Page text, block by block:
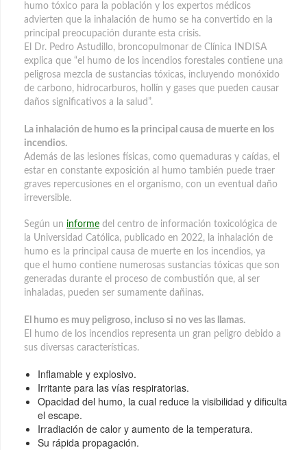
humo tóxico para la población y los expertos médicos
advierten que la inhalación de humo se ha convertido en la
principal preocupación durante esta crisis.
El Dr. Pedro Astudillo, broncopulmonar de Clínica INDISA
explica que “el humo de los incendios forestales contiene una
peligrosa mezcla de sustancias tóxicas, incluyendo monóxido
de carbono, hidrocarburos, hollín y gases que pueden causar
daños significativos a la salud”.
La inhalación de humo es la principal causa de muerte en los
incendios.
Además de las lesiones físicas, como quemaduras y caídas, el
estar en constante exposición al humo también puede traer
graves repercusiones en el organismo, con un eventual daño
irreversible.
Según un informe del centro de información toxicológica de
la Universidad Católica, publicado en 2022, la inhalación de
humo es la principal causa de muerte en los incendios, ya
que el humo contiene numerosas sustancias tóxicas que son
generadas durante el proceso de combustión que, al ser
inhaladas, pueden ser sumamente dañinas.
El humo es muy peligroso, incluso si no ves las llamas.
El humo de los incendios representa un gran peligro debido a
sus diversas características.
Inflamable y explosivo.
Irritante para las vías respiratorias.
Opacidad del humo, la cual reduce la visibilidad y dificulta
el escape.
Irradiación de calor y aumento de la temperatura.
Su rápida propagación.